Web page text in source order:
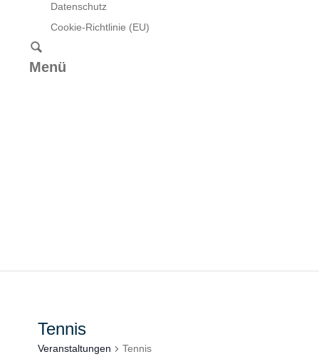
Datenschutz
Cookie-Richtlinie (EU)
Menü
Tennis
Veranstaltungen Tennis